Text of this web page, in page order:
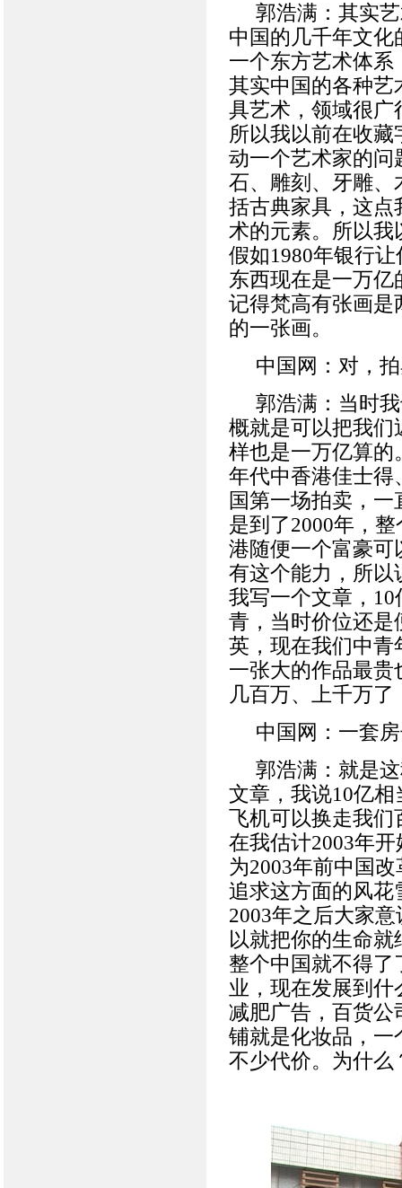
郭浩满：其实
中国的几千年文
一个东方艺术体
其实中国的各种艺
具艺术，领域很广
所以我以前在收
动一个艺术家的问
石、雕刻、牙雕、
括古典家具，这点
术的元素。所以
假如1980年银行
东西现在是一万
记得梵高有张画是
的一张画。
中国网：对，
郭浩满：当时
概就是可以把我们
样也是一万亿算的
年代中香港佳士得
国第一场拍卖，
是到了2000年，
港随便一个富豪可
有这个能力，所以
我写一个文章，
青，当时价位还是
英，现在我们中青
一张大的作品最
几百万、上千万
中国网：一套
郭浩满：就是
文章，我说10亿
飞机可以换走我们
在我估计2003年
为2003年前中国
追求这方面的风花
2003年之后大家
以就把你的生命
整个中国就不得了
业，现在发展到
减肥广告，百货公
铺就是化妆品，一
不少代价。为什么